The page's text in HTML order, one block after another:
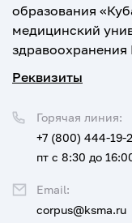
образования
медицинский
Реквизиты
Горячая линия:
+7 (800) 444-19-
пт с 8:30 до
Email:
corpus@ksma.ru